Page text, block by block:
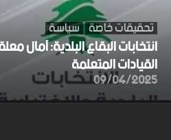
تحقيقات خاصة سياسة
انتخابات البقاع البلدية: آمال
القيادات المتعلمة
09/04/2025